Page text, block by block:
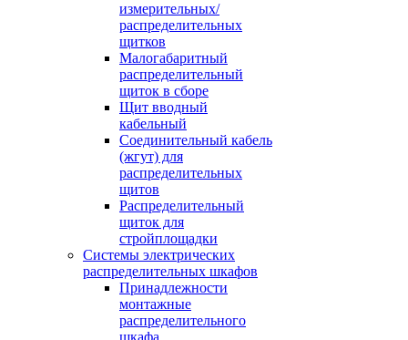
измерительных/
распределительных
щитков
Малогабаритный
распределительный
щиток в сборе
Щит вводный
кабельный
Соединительный кабель
(жгут) для
распределительных
щитов
Распределительный
щиток для
стройплощадки
Системы электрических
распределительных шкафов
Принадлежности
монтажные
распределительного
шкафа